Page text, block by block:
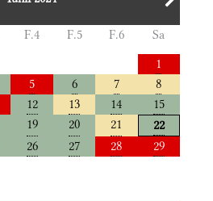
F.4 F.5 F.6
Sa
1
5 6 7
8
12 13 14
15
19 20 21
22
26 27 28
29